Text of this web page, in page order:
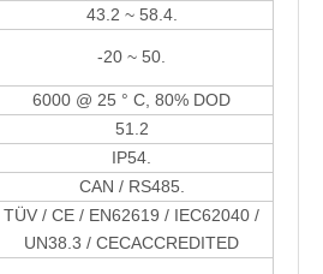
43.2 ~ 58.4.
-20 ~ 50.
6000 @ 25 ° C, 80% DOD
51.2
IP54.
CAN / RS485.
TÜV / CE / EN62619 / IEC62040 /
UN38.3 / CECACCREDITED